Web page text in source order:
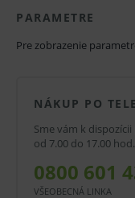
V prípade
tovaru nie je z
PARAMETRE
Pre zobrazenie
NÁKUP PO
Sme vám k
od 7.00 do 17.00 hod.
0800 601
VŠEOBECNÁ LINKA